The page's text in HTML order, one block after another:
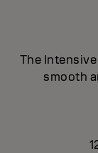
The
smooth